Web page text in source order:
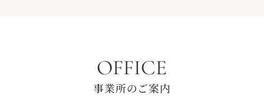
OFFICE
事業所のご案内